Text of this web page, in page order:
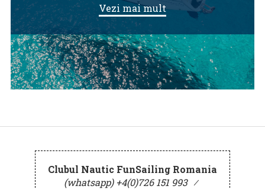
Vezi mai mult
Clubul Nautic FunSailing Romania
(whatsapp) +4(0)726 151 993 ⁄